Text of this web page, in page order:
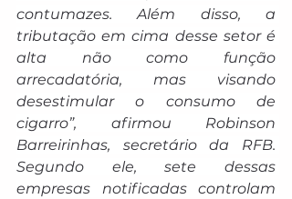
contumazes. Além disso, a
tributação em cima desse setor é
alta não como função
arrecadatória, mas visando
desestimular o consumo de
cigarro”, afirmou Robinson
Barreirinhas, secretário da RFB.
Segundo ele, sete dessas
empresas notificadas controlam